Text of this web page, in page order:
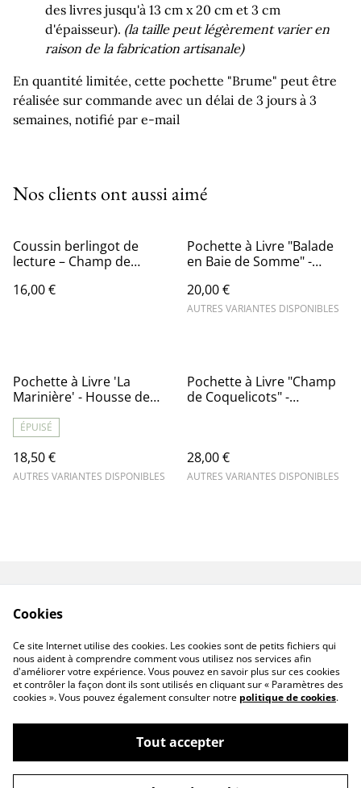
des livres jusqu'à 13 cm x 20 cm et 3 cm
d'épaisseur). (la taille peut légèrement varier en
raison de la fabrication artisanale)
En quantité limitée, cette pochette "Brume" peut être
réalisée sur commande avec un délai de 3 jours à 3
semaines, notifié par e-mail
Nos clients ont aussi aimé
Coussin berlingot de
lecture – Champ de
16,00 €
Pochette à Livre "Balade
en Baie de Somme" -
20,00 €
AUTRES VARIANTES DISPONIBLES
Pochette à Livre 'La
Marinière' - Housse de
Écoresponsable pour
Passionnés de Lecture !
ÉPUISÉ
18,50 €
AUTRES VARIANTES DISPONIBLES
Pochette à Livre "Champ
de Coquelicots" -
28,00 €
AUTRES VARIANTES DISPONIBLES
Conditions générales
de vente
confidentialité
Politique de cookies
©2026Senséa Nature
Cookies
Ce site Internet utilise des cookies. Les cookies sont de petits fichiers qui
nous aident à comprendre comment vous utilisez nos services afin
d'améliorer votre expérience. Vous pouvez en savoir plus sur ces cookies
et contrôler la façon dont ils sont utilisés en cliquant sur « Paramètres des
cookies ». Vous pouvez également consulter notre politique de cookies.
Tout accepter